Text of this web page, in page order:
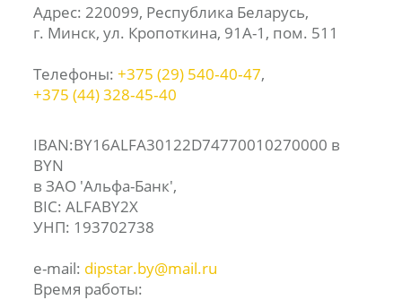
Адрес: 220099, Республика Беларусь,
г. Минск, ул. Кропоткина, 91А-1, пом. 511
Телефоны: +375 (29) 540‑40‑47,
+375 (44) 328‑45‑40
IBAN:BY16ALFA30122D74770010270000 в
BYN
в ЗАО 'Альфа-Банк',
BIC: ALFABY2X
УНП: 193702738
e-mail: dipstar.by@mail.ru
Время работы: